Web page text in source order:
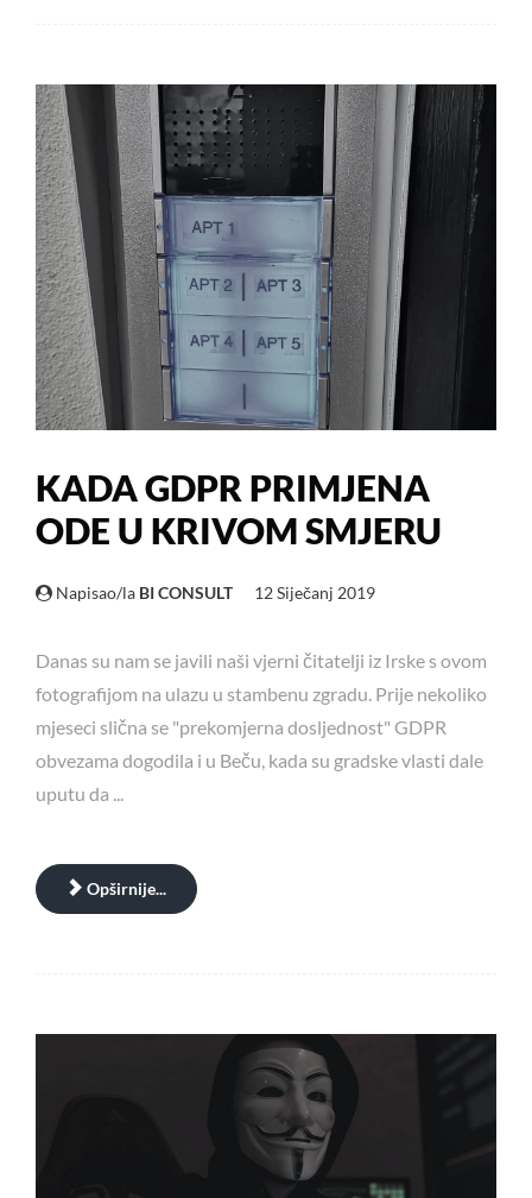
KADA GDPR PRIMJENA
ODE U KRIVOM SMJERU
Napisao/la BI CONSULT 12 Siječanj 2019
Danas su nam se javili naši vjerni čitatelji iz Irske s ovom
fotografijom na ulazu u stambenu zgradu. Prije nekoliko
mjeseci slična se "prekomjerna dosljednost" GDPR
obvezama dogodila i u Beču, kada su gradske vlasti dale
uputu da ...
Opširnije...